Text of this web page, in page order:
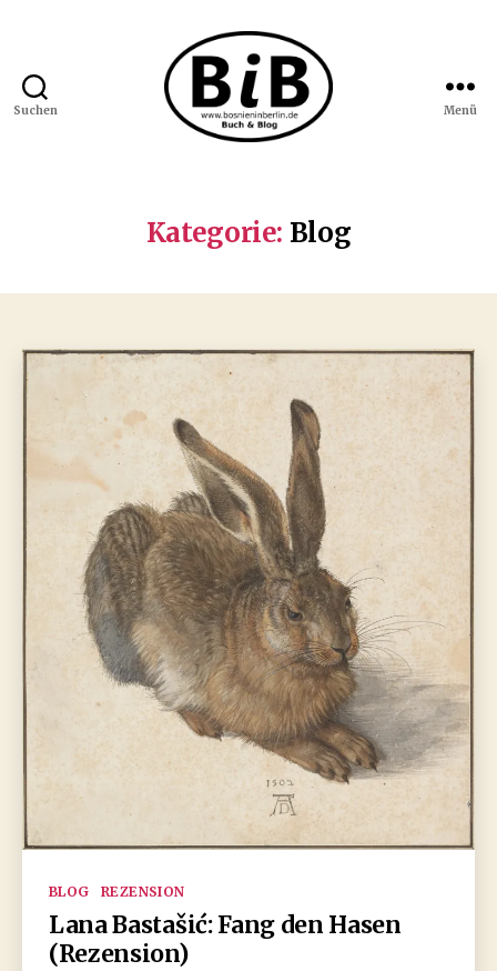
Suchen Menü
Kategorie: Blog
Kategorien
BLOG REZENSION
Lana Bastašić: Fang den Hasen
(Rezension)